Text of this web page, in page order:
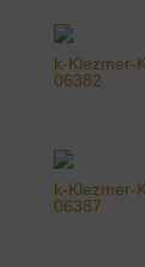
k-Klezmer-
06382
k-Klezmer-
06387